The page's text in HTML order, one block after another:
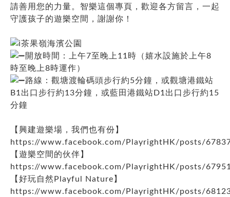
請善用您的力量。智樂這個專頁，歡迎各方留言，一起
守護孩子的遊樂空間，謝謝你！
茶果嶺海濱公園
開放時間：上午7至晚上11時（嬉水設施於上午8
時至晚上8時運作）
路線：觀塘渡輪碼頭步行約5分鐘，或觀塘港鐵站
B1出口步行約13分鐘，或藍田港鐵站D1出口步行約15
分鐘
【興建遊樂場，我們也有份】
https://www.facebook.com/PlayrightHK/posts/
【遊樂空間的伙伴】
https://www.facebook.com/PlayrightHK/posts/
【好玩自然Playful Nature】
https://www.facebook.com/PlayrightHK/posts/